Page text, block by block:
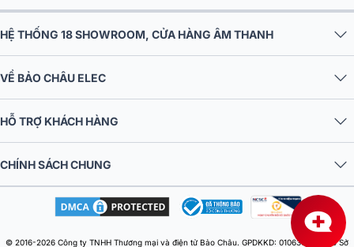
Tương thích dễ dàng với nhiều hệ thống âm thanh
Với độ nhạy 86dB và trở kháng 4Ω, KEF Q8 Meta dễ dàng phối
ghép với các ampli có công suất từ 10 - 150W, giúp bạn có thể tích
muốn nâng cấp hệ thống âm thanh tại gia mà không cần thay đổi
toàn bộ thiết bị.
HỆ THỐNG 18 SHOWROOM, CỬA HÀNG ÂM THANH
VỀ BẢO CHÂU ELEC
HỖ TRỢ KHÁCH HÀNG
CHÍNH SÁCH CHUNG
© 2016-2026 Công ty TNHH Thương mại và điện tử Bảo Châu. GPDKKD: 0106303879 do Sở